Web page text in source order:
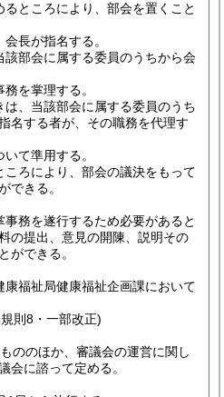
ところにより、部会を置くこと
長が指名する。
部会に属する委員のうちから会
を掌理する。
、当該部会に属する委員のうち
名する者が、その職務を代理す
て準用する。
ろにより、部会の議決をもって
できる。
務を遂行するため必要があると
の提出、意見の開陳、説明その
ができる。
康福祉局健康福祉企画課において
則8・一部改正)
ののほか、審議会の運営に関し
会に諮って定める。